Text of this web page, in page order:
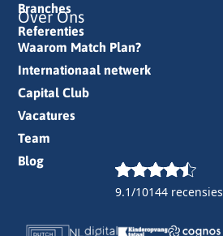
9.1/10144 recensies
Branches
Referenties
Over Ons
Waarom Match Plan?
Internationaal netwerk
Capital Club
Vacatures
Team
Blog